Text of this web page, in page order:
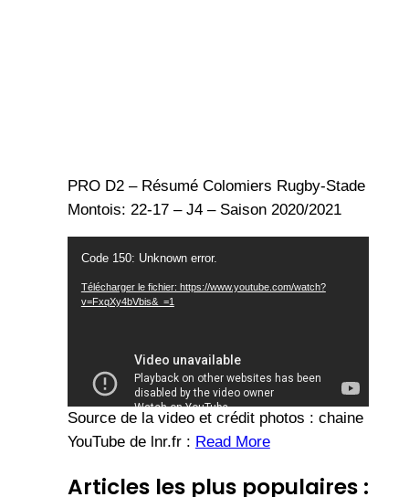
PRO D2 – Résumé Colomiers Rugby-Stade
Montois: 22-17 – J4 – Saison 2020/2021
Code 150: Unknown error.
Télécharger le fichier: https://www.youtube.com/watch?
v=FxqXy4bVbis&_=1
Source de la video et crédit photos : chaine
YouTube de lnr.fr : Read More
Articles les plus populaires :